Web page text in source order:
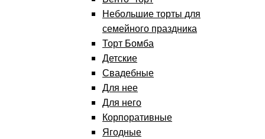
Небольшие торты для
семейного праздника
Торт Бомба
Детские
Свадебные
Для нее
Для него
Корпоративные
Ягодные